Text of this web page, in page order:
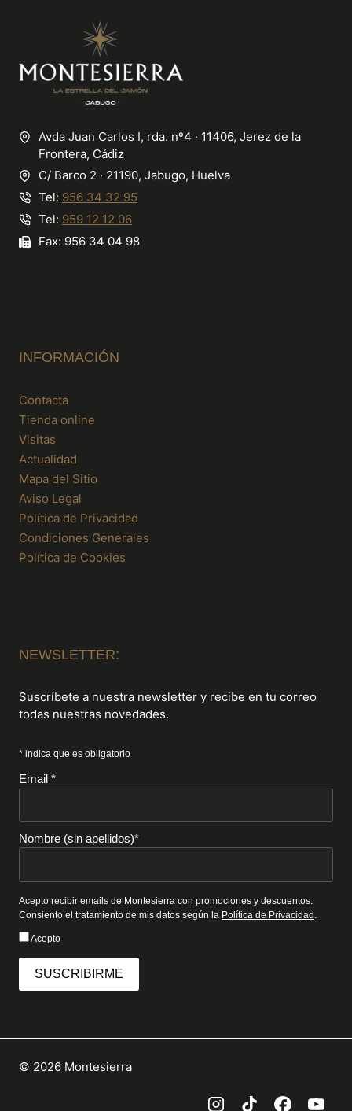
Avda Juan Carlos I, rda. nº4 · 11406, Jerez de la
Frontera, Cádiz
C/ Barco 2 · 21190, Jabugo, Huelva
Tel: 956 34 32 95
Tel: 959 12 12 06
Fax: 956 34 04 98
INFORMACIÓN
Contacta
Tienda online
Visitas
Actualidad
Mapa del Sitio
Aviso Legal
Política de Privacidad
Condiciones Generales
Política de Cookies
NEWSLETTER:
Suscríbete a nuestra newsletter y recibe en tu correo
todas nuestras novedades.
* indica que es obligatorio
Email *
Nombre (sin apellidos)*
Acepto recibir emails de Montesierra con promociones y descuentos.
Consiento el tratamiento de mis datos según la Política de Privacidad .
Acepto
SUSCRIBIRME
© 2026 Montesierra